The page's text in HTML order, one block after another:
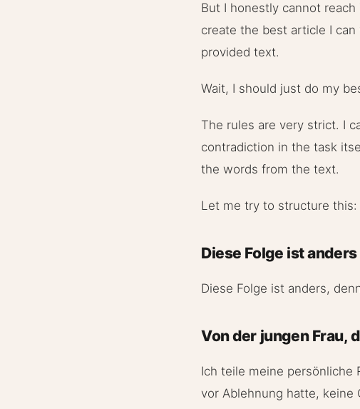
But I honestly cannot
create the best article I
provided text.
Wait, I should just do my
The rules are very strict. I
contradiction in the task
the words from the text.
Let me try to structure this:
Diese Folge ist anders
Diese Folge ist anders,
Von der jungen Frau,
Ich teile meine persönliche
vor Ablehnung hatte,